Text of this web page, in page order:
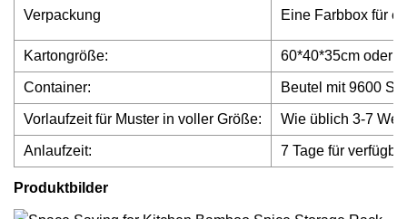
Verpackung Eine Farbbox für
Kartongröße: 60*40*35cm oder
Container: Beutel mit 9600
Vorlaufzeit für Muster in voller Größe: Wie üblich 3-7
Anlaufzeit: 7 Tage für
Produktbilder